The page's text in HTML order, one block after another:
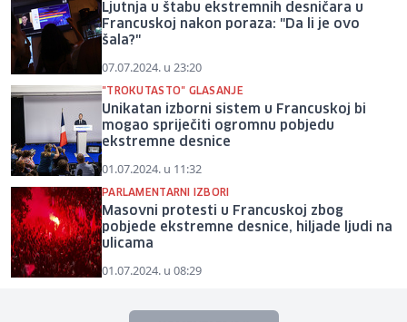
Ljutnja u štabu ekstremnih desničara u
Francuskoj nakon poraza: "Da li je ovo
šala?"
07.07.2024. u 23:20
"TROKUTASTO" GLASANJE
Unikatan izborni sistem u Francuskoj bi
mogao spriječiti ogromnu pobjedu
ekstremne desnice
01.07.2024. u 11:32
PARLAMENTARNI IZBORI
Masovni protesti u Francuskoj zbog
pobjede ekstremne desnice, hiljade ljudi na
ulicama
01.07.2024. u 08:29